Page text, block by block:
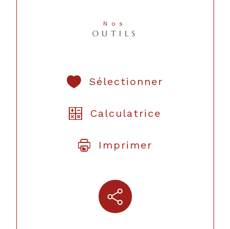
Nos
OUTILS
Sélectionner
Calculatrice
Imprimer